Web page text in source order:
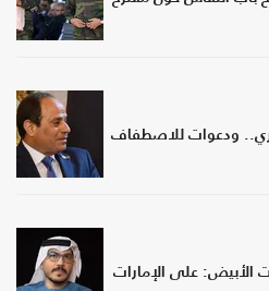
ودعوات للاصطفاف
الأبيض: على الإمارات